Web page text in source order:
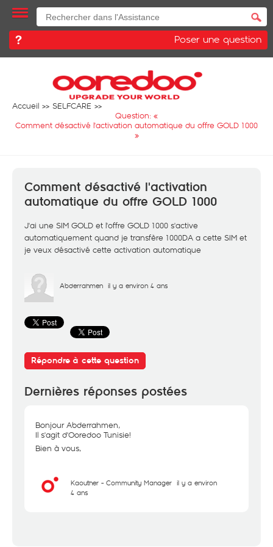
Poser une question
Accueil
SELFCARE
Question: «
Comment désactivé l'activation automatique du offre GOLD 1000
»
Comment désactivé l'activation
automatique du offre GOLD 1000
J'ai une SIM GOLD et l'offre GOLD 1000 s'active
automatiquement quand je transfère 1000DA a cette SIM et
je veux désactivé cette activation automatique
Abderrahmen il y a environ 4 ans
Répondre à cette question
Dernières réponses postées
Bonjour Abderrahmen,
Il s'agit d'Ooredoo Tunisie!
Bien à vous,
Kaouther - Community Manager il y a environ
4 ans